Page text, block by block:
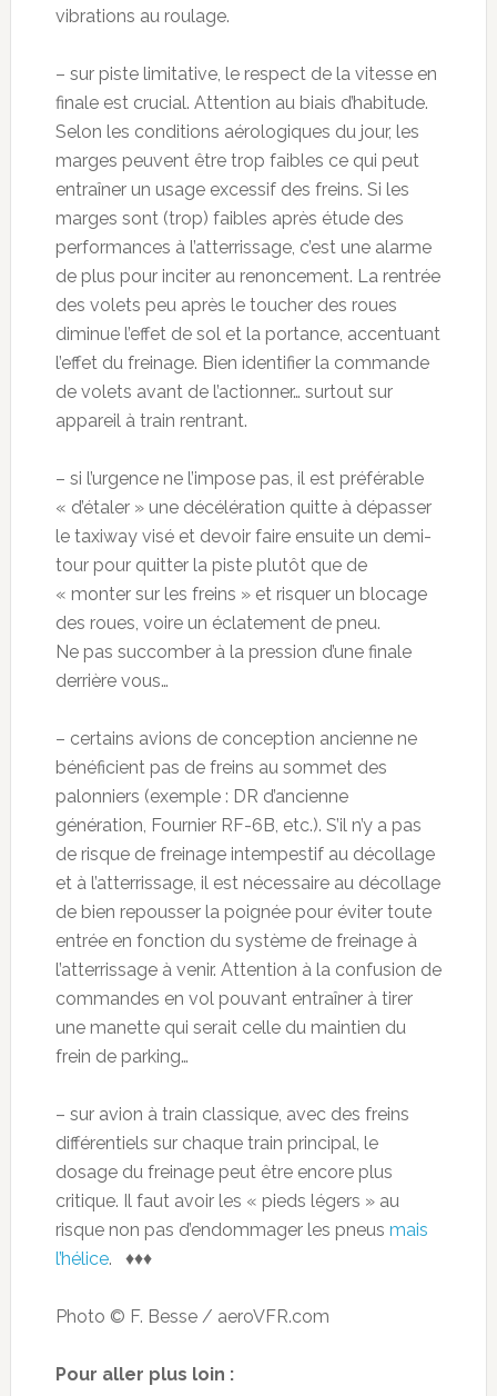
vibrations au roulage.
– sur piste limitative, le respect de la vitesse en
finale est crucial. Attention au biais d’habitude.
Selon les conditions aérologiques du jour, les
marges peuvent être trop faibles ce qui peut
entraîner un usage excessif des freins. Si les
marges sont (trop) faibles après étude des
performances à l’atterrissage, c’est une alarme
de plus pour inciter au renoncement. La rentrée
des volets peu après le toucher des roues
diminue l’effet de sol et la portance, accentuant
l’effet du freinage. Bien identifier la commande
de volets avant de l’actionner… surtout sur
appareil à train rentrant.
– si l’urgence ne l’impose pas, il est préférable
« d’étaler » une décélération quitte à dépasser
le taxiway visé et devoir faire ensuite un demi-
tour pour quitter la piste plutôt que de
« monter sur les freins » et risquer un blocage
des roues, voire un éclatement de pneu.
Ne pas succomber à la pression d’une finale
derrière vous…
– certains avions de conception ancienne ne
bénéficient pas de freins au sommet des
palonniers (exemple : DR d’ancienne
génération, Fournier RF-6B, etc.). S’il n’y a pas
de risque de freinage intempestif au décollage
et à l’atterrissage, il est nécessaire au décollage
de bien repousser la poignée pour éviter toute
entrée en fonction du système de freinage à
l’atterrissage à venir. Attention à la confusion de
commandes en vol pouvant entraîner à tirer
une manette qui serait celle du maintien du
frein de parking…
– sur avion à train classique, avec des freins
différentiels sur chaque train principal, le
dosage du freinage peut être encore plus
critique. Il faut avoir les « pieds légers » au
risque non pas d’endommager les pneus mais
l’hélice. ♦♦♦
Photo © F. Besse / aeroVFR.com
Pour aller plus loin :